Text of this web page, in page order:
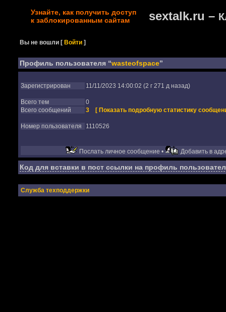
Узнайте, как получить доступ
к заблокированным сайтам
sextalk.ru –
Вы не вошли [Войти ]
Профиль пользователя “wasteofspace”
Зарегистрирован 11/11/2023 14:00:02 (2 г 271 д назад)
Всего тем
0
Всего сообщений
3 [ Показать подробную статистику
Номер пользователя 1110526
Послать личное сообщение • Добавить в
Код для вставки в пост ссылки на профиль
Служба техподдержки